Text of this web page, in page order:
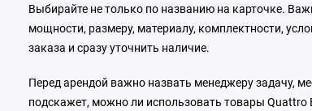
Выбирайте не только по названию на карточке.
мощности, размеру, материалу, комплектности,
заказа и сразу уточнить наличие.
Перед арендой важно назвать менеджеру задачу,
подскажет, можно ли использовать товары